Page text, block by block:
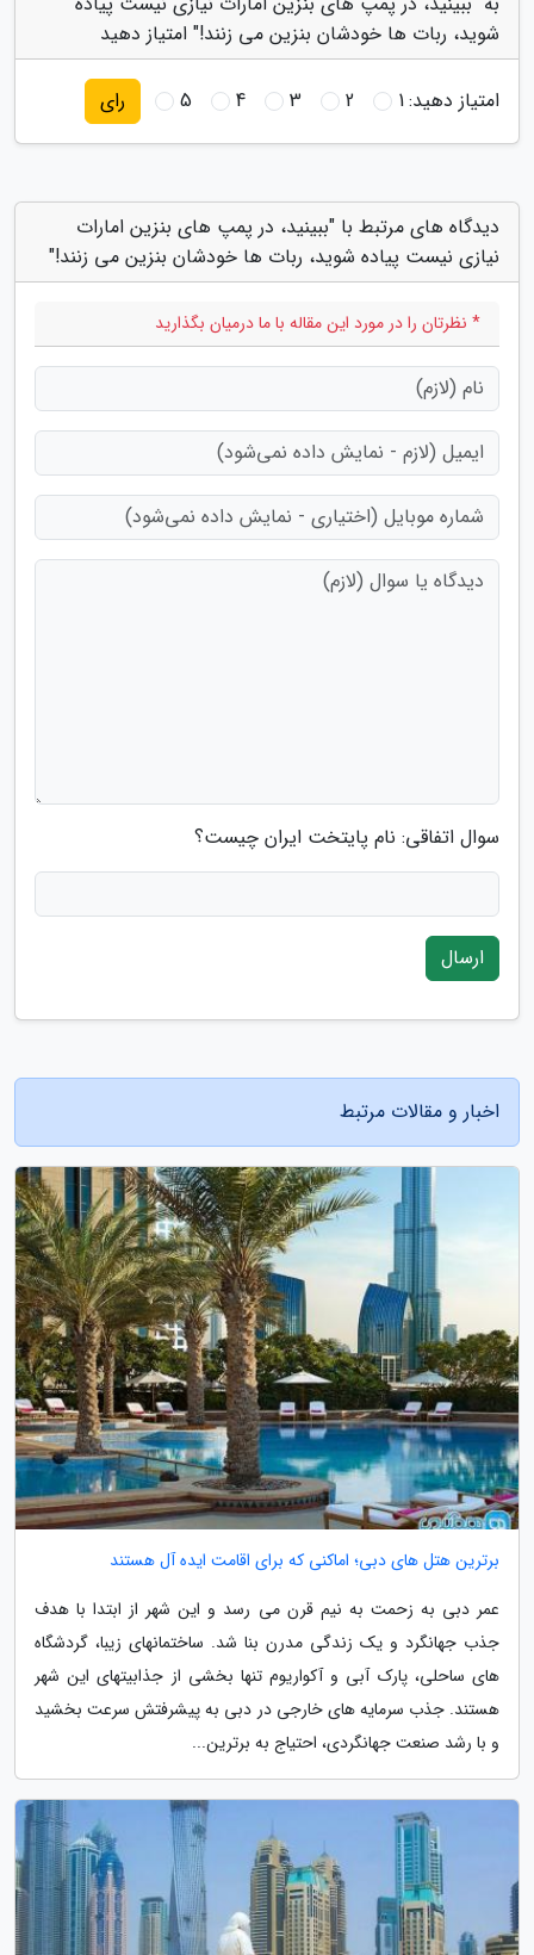
شوید، ربات ها خودشان بنزین می زنند!" امتیاز دهید
امتیاز دهید:1
2
3
4
5 رای
دیدگاه های مرتبط با "ببینید، در پمپ های بنزین امارات
نیازی نیست پیاده شوید، ربات ها خودشان بنزین می زنند!"
* نظرتان را در مورد این مقاله با ما درمیان بگذارید
سوال اتفاقی: نام پایتخت ایران چیست؟
ارسال
اخبار و مقالات مرتبط
برترین هتل های دبی؛ اماکنی که برای اقامت ایده آل هستند
عمر دبی به زحمت به نیم قرن می رسد و این شهر از ابتدا با هدف
جذب جهانگرد و یک زندگی مدرن بنا شد. ساختمانهای زیبا، گردشگاه
های ساحلی، پارک آبی و آکواریوم تنها بخشی از جذابیتهای این شهر
هستند. جذب سرمایه های خارجی در دبی به پیشرفتش سرعت بخشید
و با رشد صنعت جهانگردی، احتیاج به برترین...